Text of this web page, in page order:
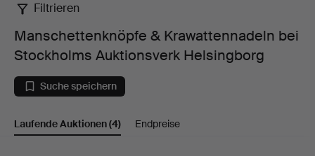
Manschettenknöpfe
Krawattennadeln
bei
Filtrieren
Manschettenknöpfe & Krawattennadeln bei
Stockholms Auktionsverk Helsingborg
Suche speichern
Laufende Auktionen(4) Endpreise